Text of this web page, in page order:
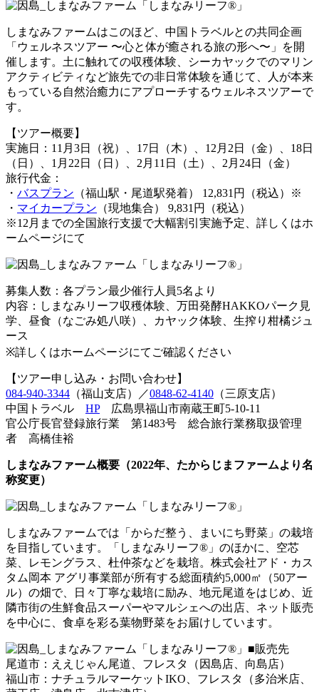
しまなみファームはこのほど、中国トラベルとの共同企画
「ウェルネスツアー 〜心と体が癒される旅の形へ〜」を開
催します。土に触れての収穫体験、シーカヤックでのマリン
アクティビティなど旅先での非日常体験を通じて、人が本来
もっている自然治癒力にアプローチするウェルネスツアーで
す。
【ツアー概要】
実施日：11月3日（祝）、17日（木）、12月2日（金）、18日
（日）、1月22日（日）、2月11日（土）、2月24日（金）
旅行代金：
・ バスプラン （福山駅・尾道駅発着） 12,831円（税込）※
・ マイカープラン （現地集合） 9,831円（税込）
※12月までの全国旅行支援で大幅割引実施予定、詳しくはホ
ームページにて
募集人数：各プラン最少催行人員5名より
内容：しまなみリーフ収穫体験、万田発酵HAKKOパーク見
学、昼食（なごみ処八咲）、カヤック体験、生搾り柑橘ジュ
ース
※詳しくはホームページにてご確認ください
【ツアー申し込み・お問い合わせ】
084-940-3344 （福山支店）／0848-62-4140 （三原支店）
中国トラベル HP広島県福山市南蔵王町5-10-11
官公庁長官登録旅行業 第1483号 総合旅行業務取扱管理
者 高橋佳裕
しまなみファーム概要（2022年、たからじまファームより名
称変更）
しまなみファームでは「からだ整う、まいにち野菜」の栽培
を目指しています。「しまなみリーフ®」のほかに、空芯
菜、レモングラス、杜仲茶などを栽培。株式会社アド・カス
タム岡本 アグリ事業部が所有する総面積約5,000㎡（50アー
ル）の畑で、日々丁寧な栽培に励み、地元尾道をはじめ、近
隣市街の生鮮食品スーパーやマルシェへの出店、ネット販売
を中心に、食卓を彩る葉物野菜をお届けしています。
■販売先
尾道市：ええじゃん尾道、フレスタ（因島店、向島店）
福山市：ナチュラルマーケットIKO、フレスタ（多治米店、